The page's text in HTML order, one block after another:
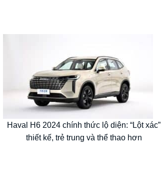
Haval H6 2024 chính thức lộ diện: “Lột xác”
thiết kế, trẻ trung và thể thao hơn